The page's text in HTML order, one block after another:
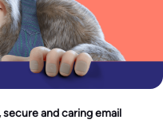
and caring email